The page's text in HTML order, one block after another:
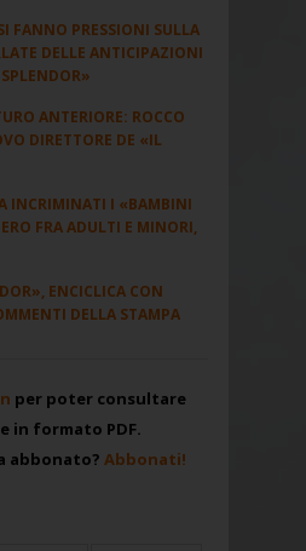
FANNO PRESSIONI SULLA
DELLE ANTICIPAZIONI
ANTERIORE: ROCCO
DIRETTORE DE «IL
INCRIMINATI I «BAMBINI
FRA ADULTI E MINORI,
ENCICLICA CON
DELLA STAMPA
per poter consultare
in formato PDF.
abbonato? Abbonati!